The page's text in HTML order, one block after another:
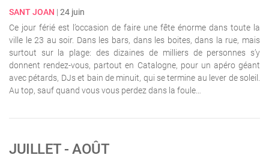
SANT JOAN | 24 juin
Ce jour férié est l’occasion de faire une fête énorme dans toute la
ville le 23 au soir. Dans les bars, dans les boites, dans la rue, mais
surtout sur la plage: des dizaines de milliers de personnes s’y
donnent rendez-vous, partout en Catalogne, pour un apéro géant
avec pétards, DJs et bain de minuit, qui se termine au lever de soleil.
Au top, sauf quand vous vous perdez dans la foule…
JUILLET - AOÛT